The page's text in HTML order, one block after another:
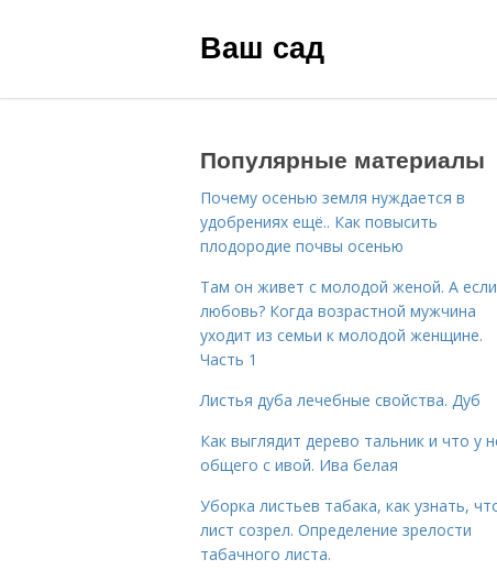
Ваш сад
Популярные материалы
Почему осенью земля нуждается в
удобрениях ещё.. Как повысить
плодородие почвы осенью
Там он живет с молодой женой. А
любовь? Когда возрастной мужчина
уходит из семьи к молодой женщине.
Часть 1
Листья дуба лечебные свойства. Дуб
Как выглядит дерево тальник и что у
общего с ивой. Ива белая
Уборка листьев табака, как узнать,
лист созрел. Определение зрелости
табачного листа.